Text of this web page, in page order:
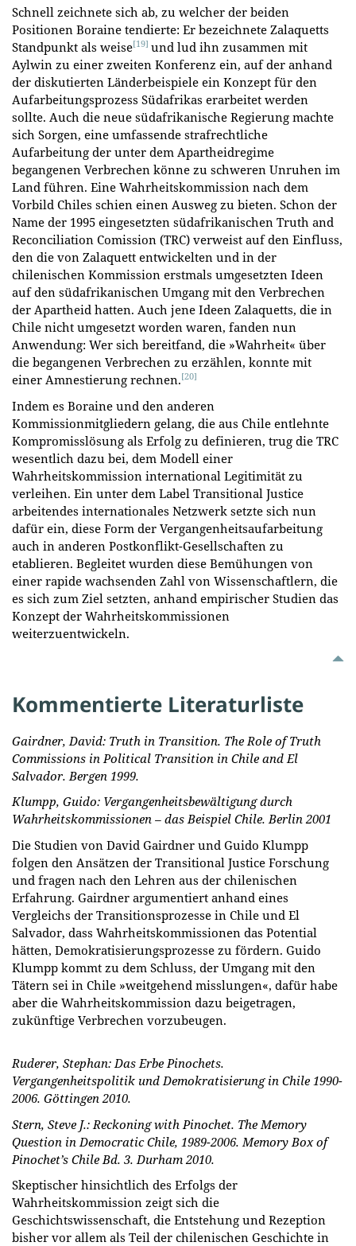
Schnell zeichnete sich ab, zu welcher der beiden
Positionen Boraine tendierte: Er bezeichnete Zalaquetts
Standpunkt als weise[19] und lud ihn zusammen mit
Aylwin zu einer zweiten Konferenz ein, auf der anhand
der diskutierten Länderbeispiele ein Konzept für den
Aufarbeitungsprozess Südafrikas erarbeitet werden
sollte. Auch die neue südafrikanische Regierung machte
sich Sorgen, eine umfassende strafrechtliche
Aufarbeitung der unter dem Apartheidregime
begangenen Verbrechen könne zu schweren Unruhen im
Land führen. Eine Wahrheitskommission nach dem
Vorbild Chiles schien einen Ausweg zu bieten. Schon der
Name der 1995 eingesetzten südafrikanischen Truth and
Reconciliation Comission (TRC) verweist auf den Einfluss,
den die von Zalaquett entwickelten und in der
chilenischen Kommission erstmals umgesetzten Ideen
auf den südafrikanischen Umgang mit den Verbrechen
der Apartheid hatten. Auch jene Ideen Zalaquetts, die in
Chile nicht umgesetzt worden waren, fanden nun
Anwendung: Wer sich bereitfand, die »Wahrheit« über
die begangenen Verbrechen zu erzählen, konnte mit
einer Amnestierung rechnen.[20]
Indem es Boraine und den anderen
Kommissionmitgliedern gelang, die aus Chile entlehnte
Kompromisslösung als Erfolg zu definieren, trug die TRC
wesentlich dazu bei, dem Modell einer
Wahrheitskommission international Legitimität zu
verleihen. Ein unter dem Label Transitional Justice
arbeitendes internationales Netzwerk setzte sich nun
dafür ein, diese Form der Vergangenheitsaufarbeitung
auch in anderen Postkonflikt-Gesellschaften zu
etablieren. Begleitet wurden diese Bemühungen von
einer rapide wachsenden Zahl von Wissenschaftlern, die
es sich zum Ziel setzten, anhand empirischer Studien das
Konzept der Wahrheitskommissionen
weiterzuentwickeln.
Kommentierte Literaturliste
Gairdner, David: Truth in Transition. The Role of Truth
Commissions in Political Transition in Chile and El
Salvador. Bergen 1999.
Klumpp, Guido: Vergangenheitsbewältigung durch
Wahrheitskommissionen – das Beispiel Chile. Berlin 2001
Die Studien von David Gairdner und Guido Klumpp
folgen den Ansätzen der Transitional Justice Forschung
und fragen nach den Lehren aus der chilenischen
Erfahrung. Gairdner argumentiert anhand eines
Vergleichs der Transitionsprozesse in Chile und El
Salvador, dass Wahrheitskommissionen das Potential
hätten, Demokratisierungsprozesse zu fördern. Guido
Klumpp kommt zu dem Schluss, der Umgang mit den
Tätern sei in Chile »weitgehend misslungen«, dafür habe
aber die Wahrheitskommission dazu beigetragen,
zukünftige Verbrechen vorzubeugen.
Ruderer, Stephan: Das Erbe Pinochets.
Vergangenheitspolitik und Demokratisierung in Chile 1990-
2006. Göttingen 2010.
Stern, Steve J.: Reckoning with Pinochet. The Memory
Question in Democratic Chile, 1989-2006. Memory Box of
Pinochet’s Chile Bd. 3. Durham 2010.
Skeptischer hinsichtlich des Erfolgs der
Wahrheitskommission zeigt sich die
Geschichtswissenschaft, die Entstehung und Rezeption
bisher vor allem als Teil der chilenischen Geschichte in